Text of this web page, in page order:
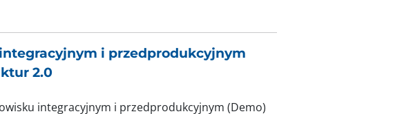
i przedprodukcyjnym
2.0
integracyjnym i przedprodukcyjnym (Demo)